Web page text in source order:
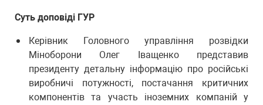
Суть доповіді ГУР
Керівник Головного управління розвідки
Міноборони Олег Іващенко представив
президенту детальну інформацію про російські
виробничі потужності, постачання критичних
компонентів та участь іноземних компаній у